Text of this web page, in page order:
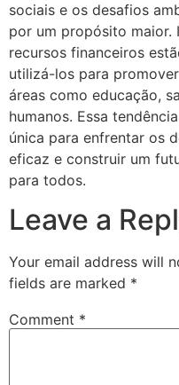
sociais e os desafios
por um propósito maior.
recursos financeiros
utilizá-los para
áreas como educação,
humanos. Essa
única para enfrentar os
eficaz e construir um
para todos.
Leave a
Your email address will
fields are marked *
Comment *